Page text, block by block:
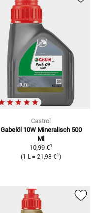
Castrol
Gabelöl 10W Mineralisch 500
Ml
10,99 €1
(1 L= 21,98 €1 )